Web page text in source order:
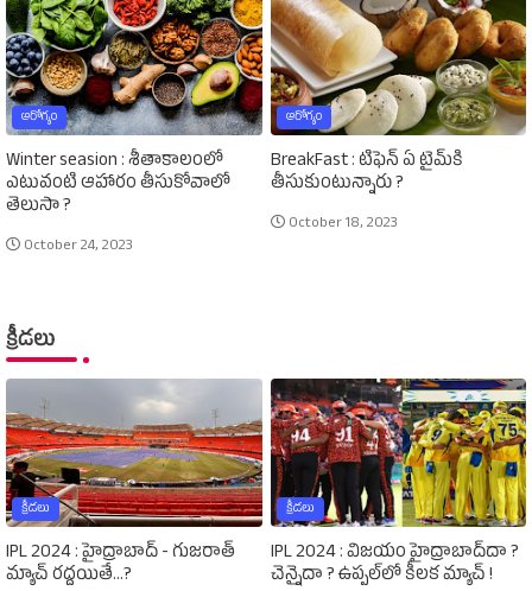
ఆరోగ్యం
Winter seasion : శీతాకాలంలో
ఎటువంటి ఆహారం తీసుకోవాలో
తెలుసా ?
October 24, 2023
ఆరోగ్యం
BreakFast : టిఫెన్‌ ఏ టైమ్‌కి
తీసుకుంటున్నారు ?
October 18, 2023
క్రీడలు
క్రీడలు
IPL 2024 : హైద్రాబాద్‌ - గుజరాత్‌
మ్యాచ్‌ రద్దయితే...?
క్రీడలు
IPL 2024 : విజయం హైద్రాబాద్‌దా ?
చెన్నైదా ? ఉప్పల్‌లో కీలక మ్యాచ్‌ !